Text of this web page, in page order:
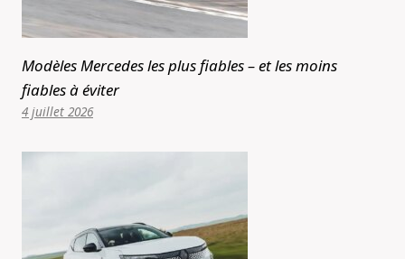
Modèles Mercedes les plus fiables – et les moins
fiables à éviter
4 juillet 2026